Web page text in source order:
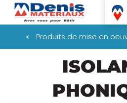
Denis
Produits de mise en